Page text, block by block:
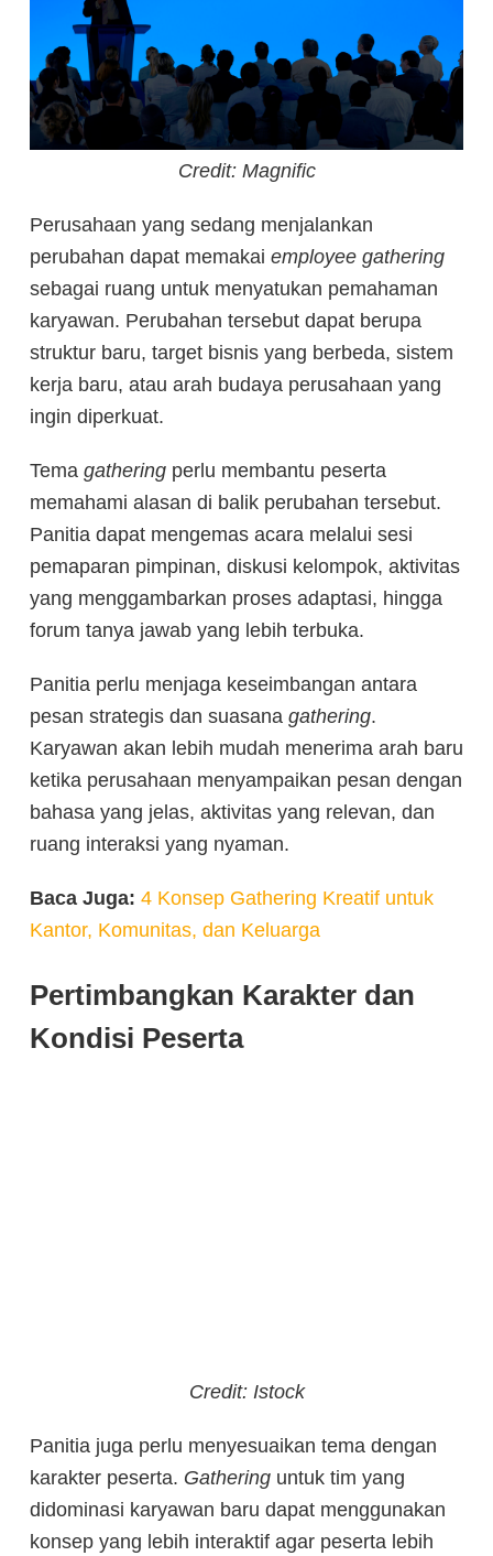
Credit: Magnific
Perusahaan yang sedang menjalankan
perubahan dapat memakai employee gathering
sebagai ruang untuk menyatukan pemahaman
karyawan. Perubahan tersebut dapat berupa
struktur baru, target bisnis yang berbeda, sistem
kerja baru, atau arah budaya perusahaan yang
ingin diperkuat.
Tema gathering perlu membantu peserta
memahami alasan di balik perubahan tersebut.
Panitia dapat mengemas acara melalui sesi
pemaparan pimpinan, diskusi kelompok, aktivitas
yang menggambarkan proses adaptasi, hingga
forum tanya jawab yang lebih terbuka.
Panitia perlu menjaga keseimbangan antara
pesan strategis dan suasana gathering.
Karyawan akan lebih mudah menerima arah baru
ketika perusahaan menyampaikan pesan dengan
bahasa yang jelas, aktivitas yang relevan, dan
ruang interaksi yang nyaman.
Baca Juga: 4 Konsep Gathering Kreatif untuk
Kantor, Komunitas, dan Keluarga
Pertimbangkan Karakter dan
Kondisi Peserta
Credit: Istock
Panitia juga perlu menyesuaikan tema dengan
karakter peserta. Gathering untuk tim yang
didominasi karyawan baru dapat menggunakan
konsep yang lebih interaktif agar peserta lebih